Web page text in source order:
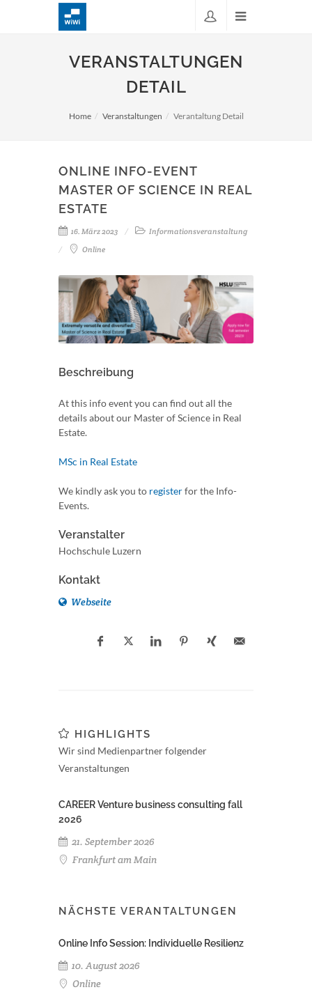
VERANSTALTUNGEN
DETAIL
Home Veranstaltungen Verantaltung Detail
ONLINE INFO-EVENT
MASTER OF SCIENCE IN REAL
ESTATE
16. März 2023
Informationsveranstaltung
Online
Beschreibung
At this info event you can find out all the
details about our Master of Science in Real
Estate.
MSc in Real Estate
We kindly ask you to registerfor the Info-
Events.
Veranstalter
Hochschule Luzern
Kontakt
Webseite
HIGHLIGHTS
Wir sind Medienpartner folgender
Veranstaltungen
CAREER Venture business consulting fall
2026
21. September 2026
Frankfurt am Main
NÄCHSTE VERANTALTUNGEN
Online Info Session: Individuelle Resilienz
10. August 2026
Online